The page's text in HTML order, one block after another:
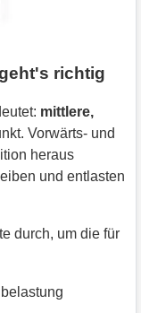
richtig
mittlere,
Vorwärts- und
heraus
und entlasten
durch, um die für